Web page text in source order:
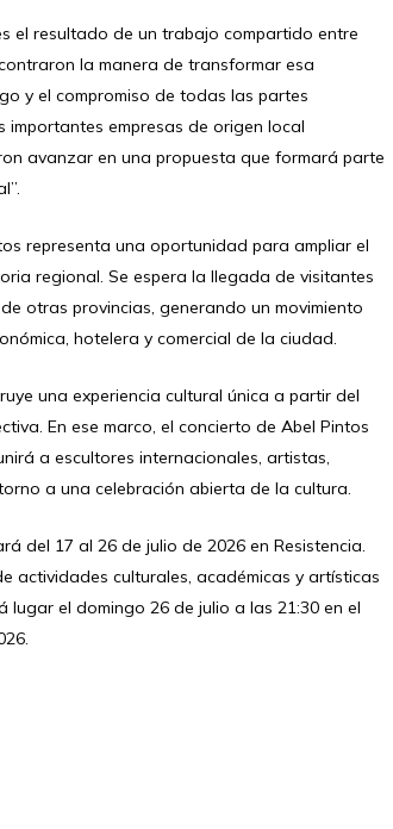
el resultado de un trabajo compartido entre
la manera de transformar esa
y el compromiso de todas las partes
empresas de origen local
avanzar en una propuesta que formará parte
representa una oportunidad para ampliar el
regional. Se espera la llegada de visitantes
otras provincias, generando un movimiento
hotelera y comercial de la ciudad.
una experiencia cultural única a partir del
En ese marco, el concierto de Abel Pintos
a escultores internacionales, artistas,
a una celebración abierta de la cultura.
del 17 al 26 de julio de 2026 en Resistencia.
actividades culturales, académicas y artísticas
el domingo 26 de julio a las 21:30 en el